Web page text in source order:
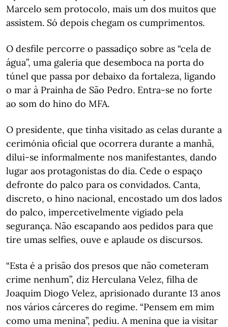
Marcelo sem protocolo, mais um dos muitos que
assistem. Só depois chegam os cumprimentos.
O desfile percorre o passadiço sobre as “cela de
água”, uma galeria que desemboca na porta do
túnel que passa por debaixo da fortaleza, ligando
o mar à Prainha de São Pedro. Entra-se no forte
ao som do hino do MFA.
O presidente, que tinha visitado as celas durante a
cerimónia oficial que ocorrera durante a manhã,
dilui-se informalmente nos manifestantes, dando
lugar aos protagonistas do dia. Cede o espaço
defronte do palco para os convidados. Canta,
discreto, o hino nacional, encostado um dos lados
do palco, impercetivelmente vigiado pela
segurança. Não escapando aos pedidos para que
tire umas selfies, ouve e aplaude os discursos.
“Esta é a prisão dos presos que não cometeram
crime nenhum”, diz Herculana Velez, filha de
Joaquim Diogo Velez, aprisionado durante 13 anos
nos vários cárceres do regime. “Pensem em mim
como uma menina”, pediu. A menina que ia visitar